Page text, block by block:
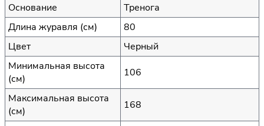
Основание
Тренога
Длина журавля (см)
80
Цвет
Черный
Минимальная высота
(см)
106
Максимальная высота
(см)
168